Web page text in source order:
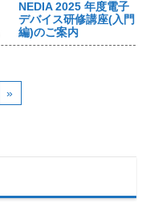
NEDIA 2025 年度電子
デバイス研修講座(入門
編)のご案内
»